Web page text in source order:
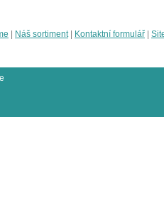
Náš sortiment| Kontaktní formulář